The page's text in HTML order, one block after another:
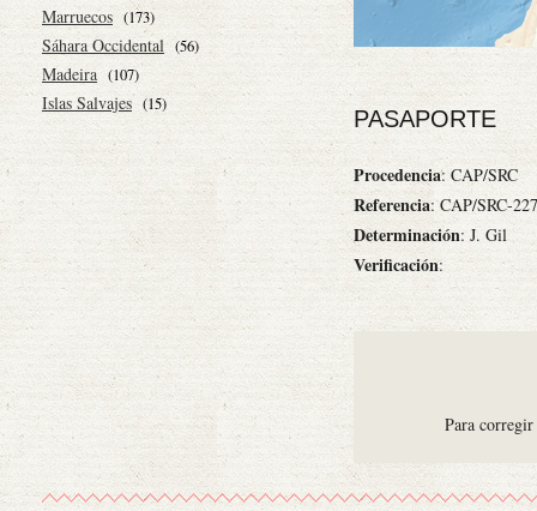
Marruecos (173)
Sáhara Occidental (56)
Madeira (107)
Islas Salvajes (15)
PASAPORTE
Procedencia: CAP/SRC
Referencia: CAP/SRC-227
Determinación: J. Gil
Verificación:
Para